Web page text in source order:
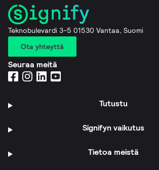
Teknobulevardi 3-5 01530 Vantaa, Suomi
Ota yhteyttä
Seuraa meitä
Tutustu
Signifyn vaikutus
Tietoa meistä